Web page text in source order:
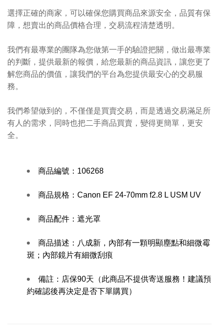
選擇正確的商家，可以確保您購買商品來源安全，品質有保
障，想賣出的商品價格合理，交易流程清楚透明。
我們有最專業的團隊為您做第一手的驗證把關，做出最專業
的判斷，提供最新的報價，給您最新的商品資訊，讓您更了
解您商品的價值，讓我們的平台為您提供最安心的交易服
務。
我們希望做到的，不僅僅是買賣交易，而是透過交易滿足所
有人的需求，同時也把二手商品買賣，變得更簡單，更安
全。
商品編號： 106268
商品規格： Canon EF 24-70mm f2.8 L USM UV
商品配件：遮光罩
商品描述： 八成新，內部有一顆明顯塵點和細微霉
斑；內部鏡片有細微刮痕
備註： 店保90天（此商品不提供寄送服務！建議預
約確認後再決定是否下單購買）